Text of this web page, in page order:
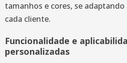
tamanhos e cores, se adaptando
cada cliente.
Funcionalidade e
personalizadas